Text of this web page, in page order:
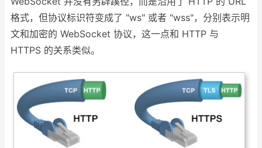
格式，但协议标识符变成了 "ws" 或者 "wss"，分别表示明
文和加密的 WebSocket 协议，这一点和 HTTP 与
HTTPS 的关系类似。